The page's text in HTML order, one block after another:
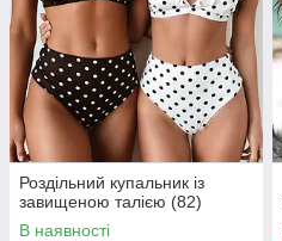
Роздільний купальник із
завищеною талією (82)
В наявності